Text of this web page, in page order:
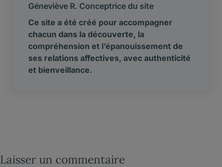
Géneviève R. Conceptrice du site
Ce site a été créé pour accompagner
chacun dans la découverte, la
compréhension et l’épanouissement de
ses relations affectives, avec authenticité
et bienveillance.
Laisser un commentaire